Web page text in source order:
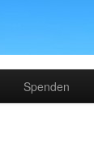
Spenden